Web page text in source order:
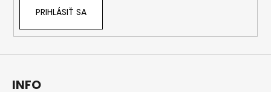
PRIHLÁSIŤ SA
INFO